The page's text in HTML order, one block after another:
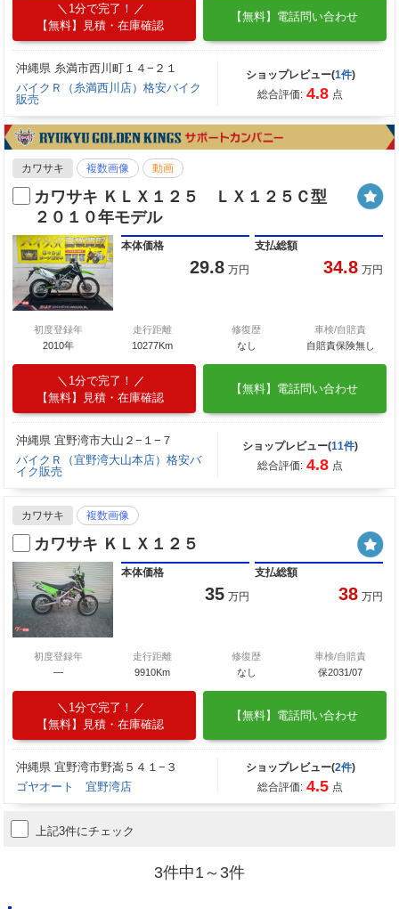
1分で完了！
【無料】見積・在庫確認
【無料】電話問い合わせ
沖縄県 糸満市西川町１４−２１
バイクＲ（糸満西川店）格安バイク
販売
ショップレビュー(1件)
総合評価: 4.8 点
カワサキ 複数画像 動画
カワサキ ＫＬＸ１２５ ＬＸ１２５Ｃ型
２０１０年モデル
本体価格
29.8 万円
支払総額
34.8 万円
初度登録年
2010年
走行距離
10277Km
修復歴
なし
車検/自賠責
自賠責保険無し
1分で完了！
【無料】見積・在庫確認
【無料】電話問い合わせ
沖縄県 宜野湾市大山２−１−７
バイクＲ（宜野湾大山本店）格安バ
イク販売
ショップレビュー(11件)
総合評価: 4.8 点
カワサキ 複数画像
カワサキ ＫＬＸ１２５
本体価格
35 万円
支払総額
38 万円
初度登録年
―
走行距離
9910Km
修復歴
なし
車検/自賠責
保2031/07
1分で完了！
【無料】見積・在庫確認
【無料】電話問い合わせ
沖縄県 宜野湾市野嵩５４１−３
ゴヤオート 宜野湾店
ショップレビュー(2件)
総合評価: 4.5 点
上記3件にチェック
3件中1～3件